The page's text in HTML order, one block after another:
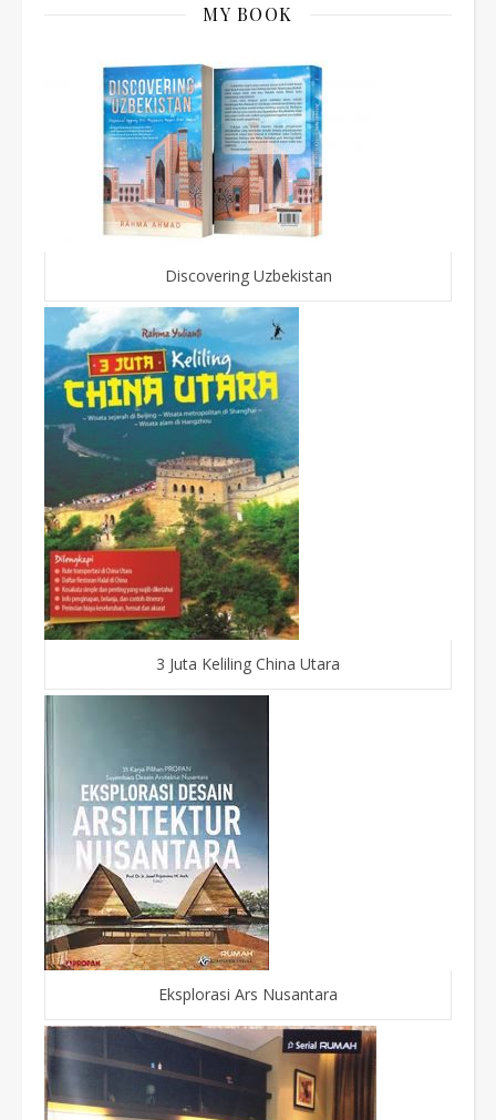
MY BOOK
Discovering Uzbekistan
3 Juta Keliling China Utara
Eksplorasi Ars Nusantara